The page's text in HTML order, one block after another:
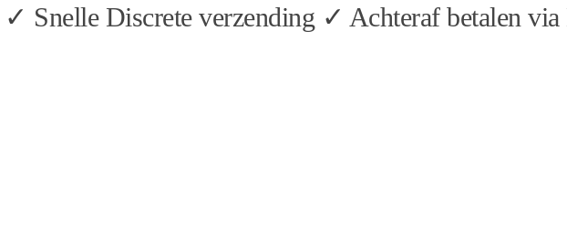
Snelle Discrete verzending ✓ Achteraf betalen